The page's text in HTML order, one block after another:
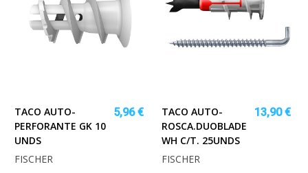
TACO AUTO-
PERFORANTE GK 10
UNDS
5,96 €
FISCHER
TACO AUTO-
ROSCA.DUOBLADE
WH C/T. 25UNDS
13,90 €
FISCHER